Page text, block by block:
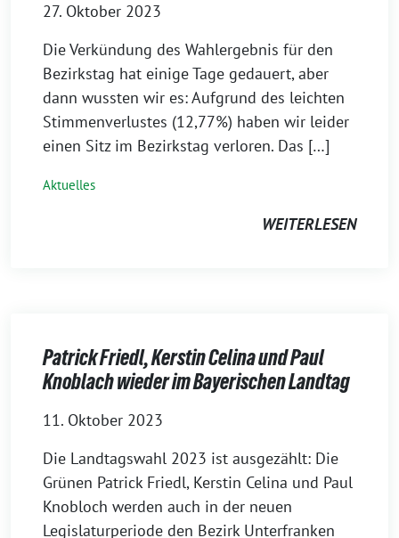
27. Oktober 2023
Die Verkündung des Wahlergebnis für den
Bezirkstag hat einige Tage gedauert, aber
dann wussten wir es: Aufgrund des leichten
Stimmenverlustes (12,77%) haben wir leider
einen Sitz im Bezirkstag verloren. Das […]
Aktuelles
WEITERLESEN
Patrick Friedl, Kerstin Celina und Paul
Knoblach wieder im Bayerischen Landtag
11. Oktober 2023
Die Landtagswahl 2023 ist ausgezählt: Die
Grünen Patrick Friedl, Kerstin Celina und Paul
Knobloch werden auch in der neuen
Legislaturperiode den Bezirk Unterfranken